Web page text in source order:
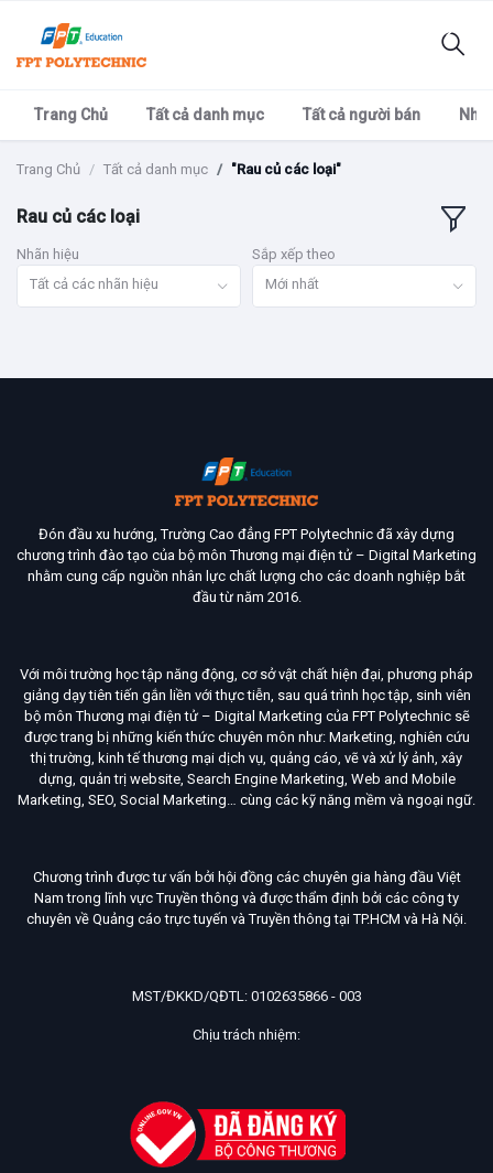
Trang Chủ Tất cả danh mục Tất cả người bán
Trang Chủ Tất cả danh mục "Rau củ các loại"
Rau củ các loại
Nhãn hiệu
Tất cả các nhãn hiệu
Sắp xếp theo
Mới nhất
Đón đầu xu hướng, Trường Cao đẳng FPT Polytechnic đã xây dựng
chương trình đào tạo của bộ môn Thương mại điện tử – Digital Marketing
nhằm cung cấp nguồn nhân lực chất lượng cho các doanh nghiệp bắt
đầu từ năm 2016.
Với môi trường học tập năng động, cơ sở vật chất hiện đại, phương pháp
giảng dạy tiên tiến gắn liền với thực tiễn, sau quá trình học tập, sinh viên
bộ môn Thương mại điện tử – Digital Marketing của FPT Polytechnic sẽ
được trang bị những kiến thức chuyên môn như: Marketing, nghiên cứu
thị trường, kinh tế thương mại dịch vụ, quảng cáo, vẽ và xử lý ảnh, xây
dựng, quản trị website, Search Engine Marketing, Web and Mobile
Marketing, SEO, Social Marketing… cùng các kỹ năng mềm và ngoại ngữ.
Chương trình được tư vấn bởi hội đồng các chuyên gia hàng đầu Việt
Nam trong lĩnh vực Truyền thông và được thẩm định bởi các công ty
chuyên về Quảng cáo trực tuyến và Truyền thông tại TP.HCM và Hà Nội.
MST/ĐKKD/QĐTL: 0102635866 - 003
Chịu trách nhiệm: